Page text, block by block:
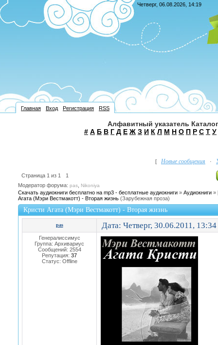
Четверг, 06.08.2026, 14:19
Главная Вход Регистрация RSS
Алфавитный указатель
# А Б В Г Д Е Ж З И К Л М Н О П Р С Т У
[ Новые сообщения ·
Страница 1 из 1
1
Модератор форума: pas Nikoniya
Скачать аудиокниги бесплатно на mp3 - бесплатные аудиокниги » Аудиокниги »
Агата (Мэри Вестмакотт) - Вторая жизнь (Зарубежная проза)
Кристи Агата (Мэри Вестмакотт) - Вторая жизнь
pas Дата: Четверг, 30.06.2011,
Генералиссимус
Группа: Архивариус
Сообщений: 2554
Репутация: 37
Статус: Offline